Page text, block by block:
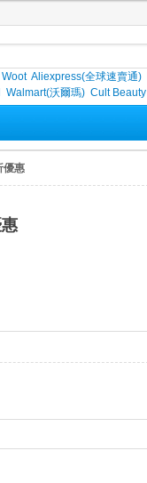
Woot Aliexpress(全球速賣通)
Walmart(沃爾瑪) Cult Beauty
優惠